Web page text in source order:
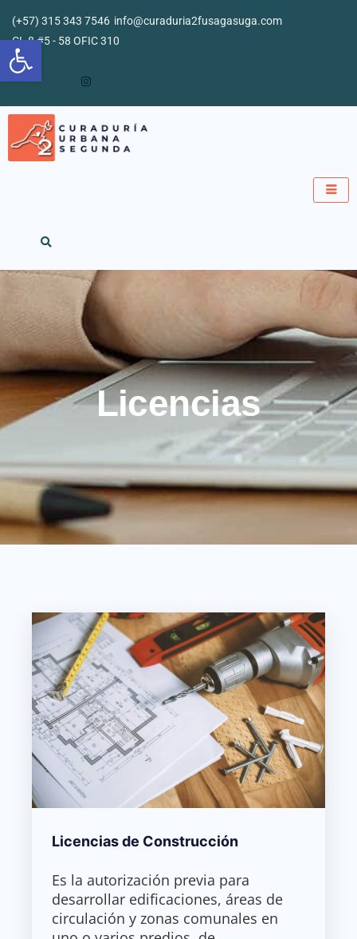
Abrir barra de herramientas
contenido
(+57) 315 343 7546 info@curaduria2fusagasuga.com
CL 8 #5 - 58 OFIC 310
Licencias
Licencias de Construcción
Es la autorización previa para
desarrollar edificaciones, áreas de
circulación y zonas comunales en